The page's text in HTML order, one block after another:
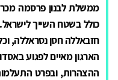
ממשלת לבנון פרסמה
כולל בשטח השייך
חזבאללה חסן נסראללה,
הארגון מאיים לפגוע
ההצהרות, ובפרט